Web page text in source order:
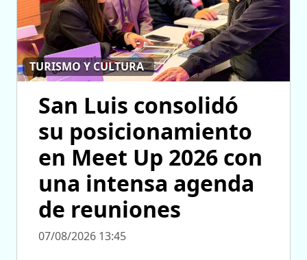
TURISMO Y CULTURA
San Luis consolidó
su posicionamiento
en Meet Up 2026 con
una intensa agenda
de reuniones
07/08/2026 13:45